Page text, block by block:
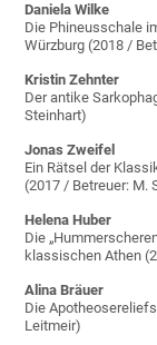
Daniela Wilke
Die Phineusschale
Würzburg (2018 /
Kristin Zehnter
Der antike
Steinhart)
Jonas Zweifel
Ein Rätsel der
(2017 / Betreuer: M.
Helena Huber
Die
klassischen Athen
Alina Bräuer
Die
Leitmeir)